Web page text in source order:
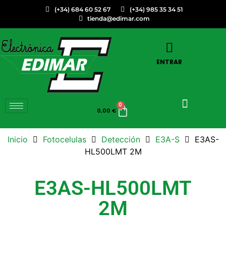
(+34) 684 60 52 67
(+34) 985 35 34 51
tienda@edimar.com
ENTRAR
0,00 €
0
Inicio Fotocelulas Detección E3A-S
E3AS-
HL500LMT 2M
E3AS-HL500LMT
2M